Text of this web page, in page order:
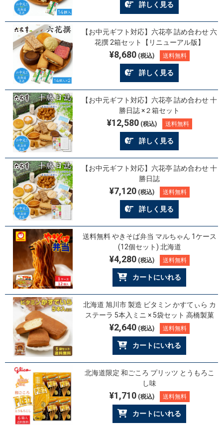
詳しく見る
【お中元ギフト対応】六花亭 詰め合わせ 六
花撰 2箱セット【リニューアル版】
¥8,680(税込) 送料無料
詳しく見る
【お中元ギフト対応】六花亭 詰め合わせ 十
勝日誌 ×２箱セット
¥12,580(税込) 送料無料
詳しく見る
【お中元ギフト対応】六花亭 詰め合わせ 十
勝日誌
¥7,120(税込) 送料無料
詳しく見る
送料無料 やきそば弁当 マルちゃん 1ケース
(12個セット) 北海道
¥4,280(税込) 送料無料
カートにいれる
北海道 旭川市 製造 ビタミン かすてぃら カ
ステーラ 5本入ミニ × 5袋セット 高橋製菓
¥2,640(税込) 送料無料
カートにいれる
北海道限定 和ごころ プリッツ とうもろこ
し味
¥1,710(税込) 送料無料
カートにいれる